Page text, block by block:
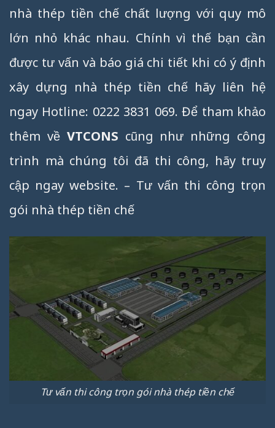
nhà thép tiền chế chất lượng với quy mô
lớn nhỏ khác nhau. Chính vì thế bạn cần
được tư vấn và báo giá chi tiết khi có ý định
xây dựng nhà thép tiền chế hãy liên hệ
ngay Hotline: 0222 3831 069. Để tham khảo
thêm về VTCONS cũng như những công
trình mà chúng tôi đã thi công, hãy truy
cập ngay website. – Tư vấn thi công trọn
gói nhà thép tiền chế
Tư vấn thi công trọn gói nhà thép tiền chế